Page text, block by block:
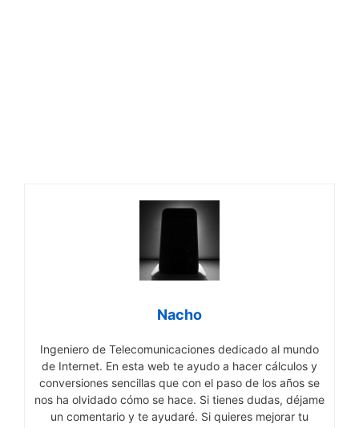
Nacho
Ingeniero de Telecomunicaciones dedicado al mundo
de Internet. En esta web te ayudo a hacer cálculos y
conversiones sencillas que con el paso de los años se
nos ha olvidado cómo se hace. Si tienes dudas, déjame
un comentario y te ayudaré. Si quieres mejorar tu